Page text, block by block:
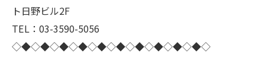
ト日野ビル2F
TEL：03-3590-5056
◇◆◇◆◇◆◇◆◇◆◇◆◇◆◇◆◇◆◇◆◇